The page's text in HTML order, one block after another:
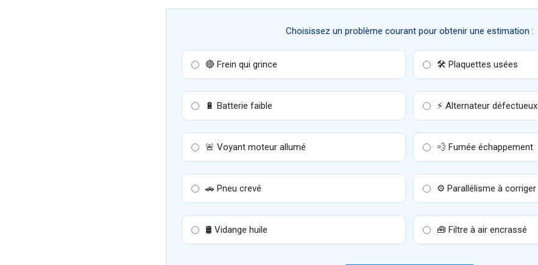
Choisissez un problème courant pour obtenir une estimation :
🔴 Frein qui grince 🛠 Plaquettes usées
🔋 Batterie faible ⚡ Alternateur défectueux
🚨 Voyant moteur allumé 💨 Fumée échappement
🚗 Pneu crevé ⚙️ Parallélisme à corriger
🛢 Vidange huile 🧰 Filtre à air encrassé